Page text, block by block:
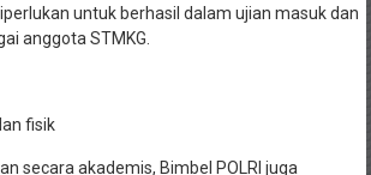
untuk berhasil dalam ujian masuk dan
anggota STMKG.
fisik
secara akademis, Bimbel POLRI juga